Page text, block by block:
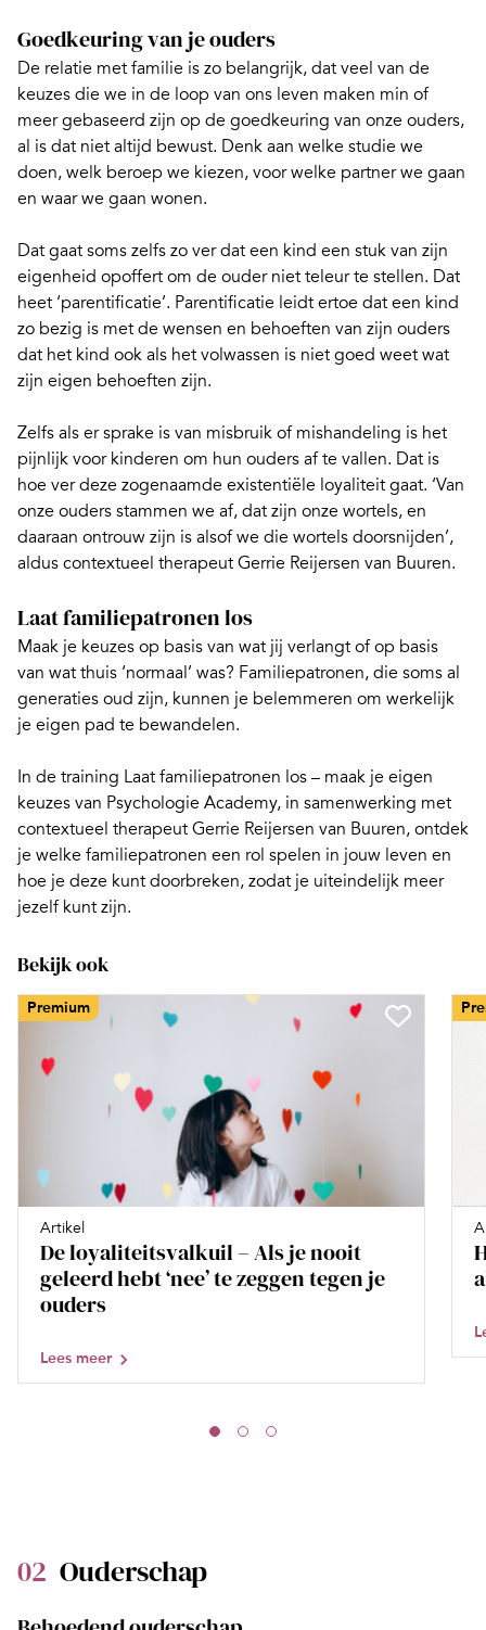
Goedkeuring van je ouders
De relatie met familie is zo belangrijk, dat veel van de
keuzes die we in de loop van ons leven maken min of
meer gebaseerd zijn op de goedkeuring van onze ouders,
al is dat niet altijd bewust. Denk aan welke studie we
doen, welk beroep we kiezen, voor welke partner we gaan
en waar we gaan wonen.
Dat gaat soms zelfs zo ver dat een kind een stuk van zijn
eigenheid opoffert om de ouder niet teleur te stellen. Dat
heet ‘parentificatie’. Parentificatie leidt ertoe dat een kind
zo bezig is met de wensen en behoeften van zijn ouders
dat het kind ook als het volwassen is niet goed weet wat
zijn eigen behoeften zijn.
Zelfs als er sprake is van misbruik of mishandeling is het
pijnlijk voor kinderen om hun ouders af te vallen. Dat is
hoe ver deze zogenaamde existentiële loyaliteit gaat. ‘Van
onze ouders stammen we af, dat zijn onze wortels, en
daaraan ontrouw zijn is alsof we die wortels doorsnijden’,
aldus contextueel therapeut Gerrie Reijersen van Buuren.
Laat familiepatronen los
Maak je keuzes op basis van wat jij verlangt of op basis
van wat thuis ‘normaal’ was? Familiepatronen, die soms al
generaties oud zijn, kunnen je belemmeren om werkelijk
je eigen pad te bewandelen.
In de training Laat familiepatronen los – maak je eigen
keuzes van Psychologie Academy, in samenwerking met
contextueel therapeut Gerrie Reijersen van Buuren, ontdek
je welke familiepatronen een rol spelen in jouw leven en
hoe je deze kunt doorbreken, zodat je uiteindelijk meer
jezelf kunt zijn.
Bekijk ook
Premium
Artikel
De loyaliteitsvalkuil – Als je nooit
geleerd hebt ‘nee’ te zeggen tegen je
ouders
Lees meer
02 Ouderschap